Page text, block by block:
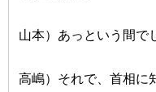
山本）あっという間で
高嶋）それで、首相に